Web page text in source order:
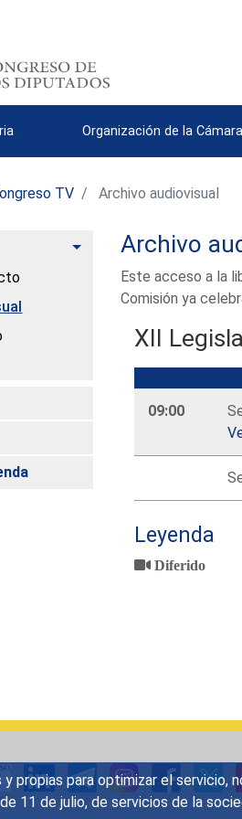
propias para optimizar el servicio,
11 de julio, de servicios de la
Organización de la Cámara
TV Archivo audiovisual
AlternarArchivo
Este acceso a la
Comisión ya
XII
09:00
Leyenda
Diferido